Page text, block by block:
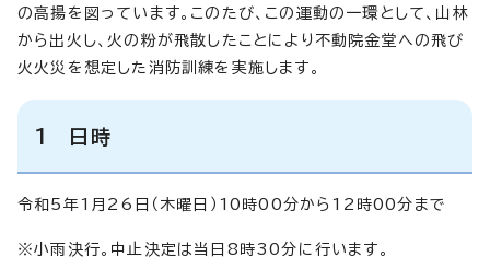
の高揚を図っています。このたび、この運動の一環として、山林
から出火し、火の粉が飛散したことにより不動院金堂への飛び
火火災を想定した消防訓練を実施します。
1 日時
令和5年1月26日（木曜日）10時00分から12時00分まで
※小雨決行。中止決定は当日8時30分に行います。